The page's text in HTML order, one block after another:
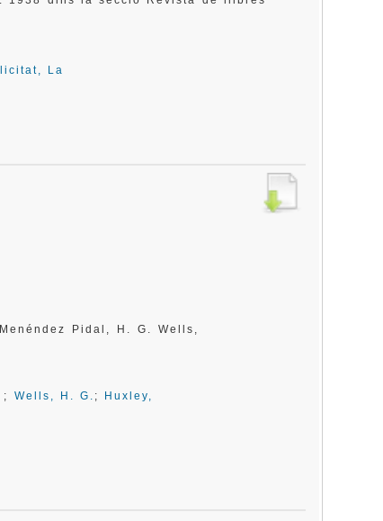
La
Pidal, H. G. Wells,
; Wells, H. G. ;
Huxley,